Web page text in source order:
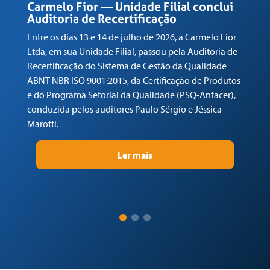
Carmelo Fior — Unidade Filial conclui
Auditoria de Recertificação
Entre os dias 13 e 14 de julho de 2026, a Carmelo Fior
Ltda, em sua Unidade Filial, passou pela Auditoria de
Recertificação do Sistema de Gestão da Qualidade
ABNT NBR ISO 9001:2015, da Certificação de Produtos
e do Programa Setorial da Qualidade (PSQ-Anfacer),
conduzida pelos auditores Paulo Sérgio e Jéssica
Marotti.
Ler mais